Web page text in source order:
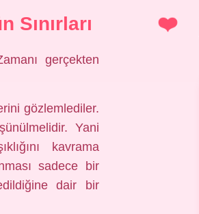
gerçekten
gözlemlediler.
Yani
kavrama
sadece bir
dair bir